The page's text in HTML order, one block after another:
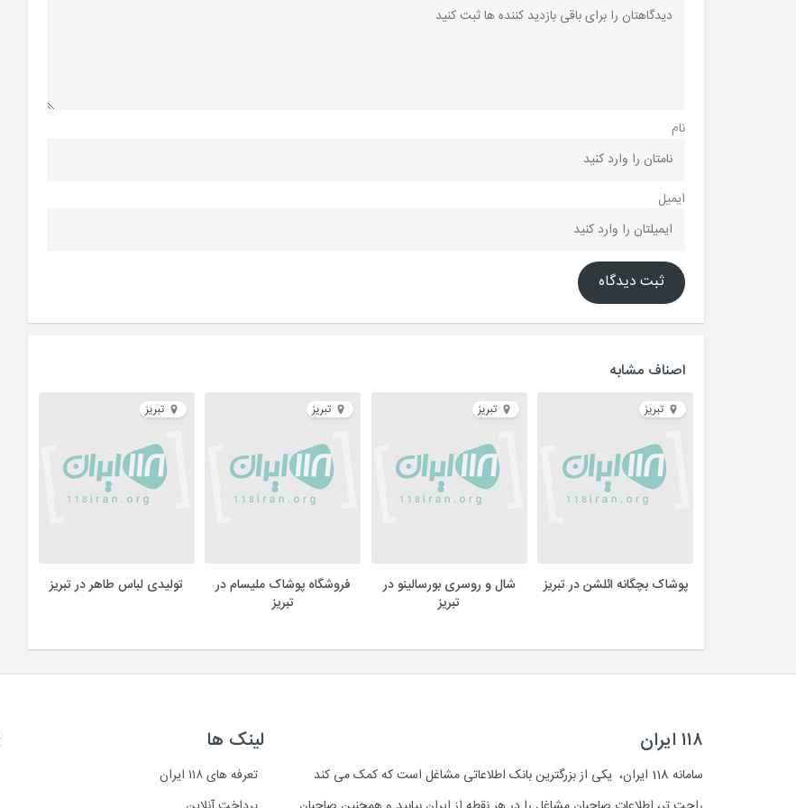
نام
ایمیل
ثبت دیدگاه
اصناف مشابه
تبریز
پوشاک بچگانه ائلشن در تبریز
تبریز
شال و روسری بورسالینو در
تبریز
تبریز
فروشگاه پوشاک ملیسام در
تبریز
تبریز
تولیدی لباس طاهر در تبریز
۱۱۸ ایران
سامانه 118 ایران، یکی از بزرگترین بانک اطلاعاتی مشاغل است که کمک می کند
لینک ها
تعرفه های ۱۱۸ ایران